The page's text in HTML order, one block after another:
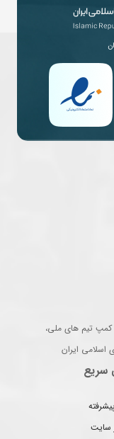
کمپ تیم های ملی،
ایران
سریع
سایت